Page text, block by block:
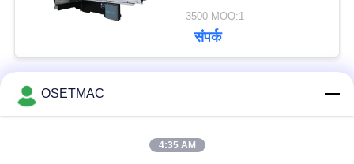
मजबूत पैकेज आकार 1000 *
600 * 800 मिमी के साथ
3500 MOQ:1
संपर्क
OSETMAC
4:35 AM